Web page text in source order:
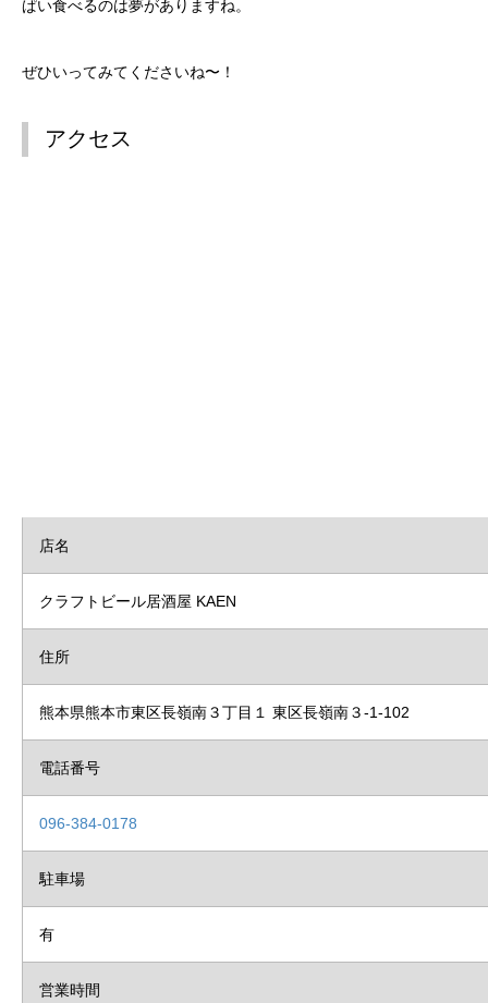
ぱい食べるのは夢がありますね。
ぜひいってみてくださいね〜！
アクセス
店名
クラフトビール居酒屋 KAEN
住所
熊本県熊本市東区長嶺南３丁目１ 東区長嶺南３-1-102
電話番号
096-384-0178
駐車場
有
営業時間